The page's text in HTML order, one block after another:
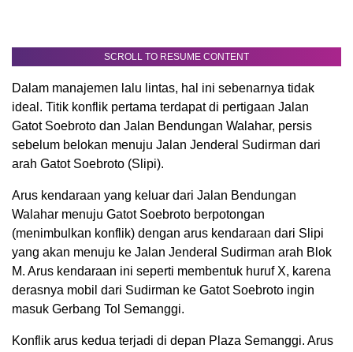
SCROLL TO RESUME CONTENT
Dalam manajemen lalu lintas, hal ini sebenarnya tidak
ideal. Titik konflik pertama terdapat di pertigaan Jalan
Gatot Soebroto dan Jalan Bendungan Walahar, persis
sebelum belokan menuju Jalan Jenderal Sudirman dari
arah Gatot Soebroto (Slipi).
Arus kendaraan yang keluar dari Jalan Bendungan
Walahar menuju Gatot Soebroto berpotongan
(menimbulkan konflik) dengan arus kendaraan dari Slipi
yang akan menuju ke Jalan Jenderal Sudirman arah Blok
M. Arus kendaraan ini seperti membentuk huruf X, karena
derasnya mobil dari Sudirman ke Gatot Soebroto ingin
masuk Gerbang Tol Semanggi.
Konflik arus kedua terjadi di depan Plaza Semanggi. Arus